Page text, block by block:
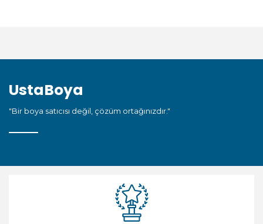
UstaBoya
"Bir boya satıcısı değil, çözüm ortağınızdır."